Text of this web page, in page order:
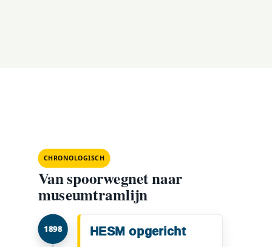
CHRONOLOGISCH
Van spoorwegnet naar
museumtramlijn
1898 HESM opgericht